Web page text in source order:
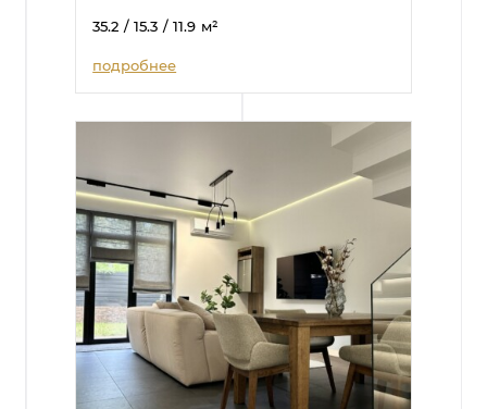
35.2 / 15.3 / 11.9 м²
подробнее